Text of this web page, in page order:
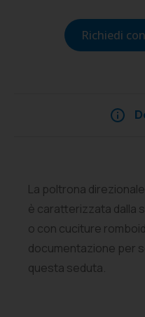
Richiedi
La poltrona
è caratterizzata dalla
o con cuciture
documentazione per
questa seduta.